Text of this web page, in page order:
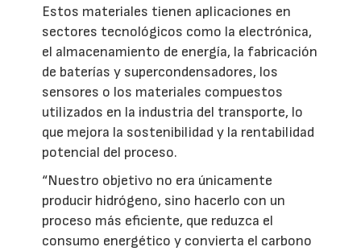
Estos materiales tienen aplicaciones en
sectores tecnológicos como la electrónica,
el almacenamiento de energía, la fabricación
de baterías y supercondensadores, los
sensores o los materiales compuestos
utilizados en la industria del transporte, lo
que mejora la sostenibilidad y la rentabilidad
potencial del proceso.
“Nuestro objetivo no era únicamente
producir hidrógeno, sino hacerlo con un
proceso más eficiente, que reduzca el
consumo energético y convierta el carbono